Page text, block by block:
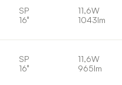
SP
16°
11,6W
1043lm
SP
16°
11,6W
965lm